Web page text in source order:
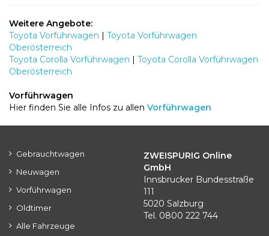
Weitere Angebote:
Toyota Vorführwagen
Toyota Vorführwagen
Oberösterreich
Toyota Corolla Vorführwagen
Toyota Corolla Vorführwagen
Oberösterreich
Vorführwagen
Hier finden Sie alle Infos zu allen Vorführwagen
Gebrauchtwagen
Neuwagen
Vorführwagen
Oldtimer
Alle Fahrzeuge
ZWEISPURIG Online
GmbH
Innsbrucker Bundesstraße
111
5020 Salzburg
Tel. 0800 222 744